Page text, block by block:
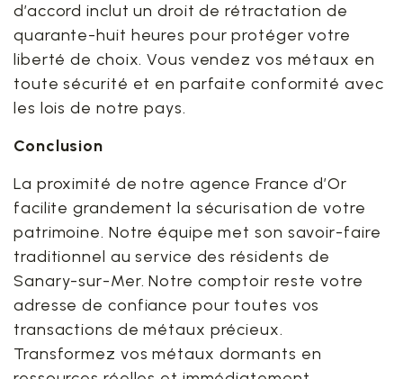
d’accord inclut un droit de rétractation de
quarante-huit heures pour protéger votre
liberté de choix. Vous vendez vos métaux en
toute sécurité et en parfaite conformité avec
les lois de notre pays.
Conclusion
La proximité de notre agence France d’Or
facilite grandement la sécurisation de votre
patrimoine. Notre équipe met son savoir-faire
traditionnel au service des résidents de
Sanary-sur-Mer. Notre comptoir reste votre
adresse de confiance pour toutes vos
transactions de métaux précieux.
Transformez vos métaux dormants en